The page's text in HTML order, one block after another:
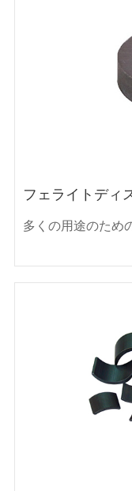
フェライトディ
多くの用途のため